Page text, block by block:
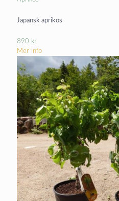
Japansk aprikos
890 kr
Mer info